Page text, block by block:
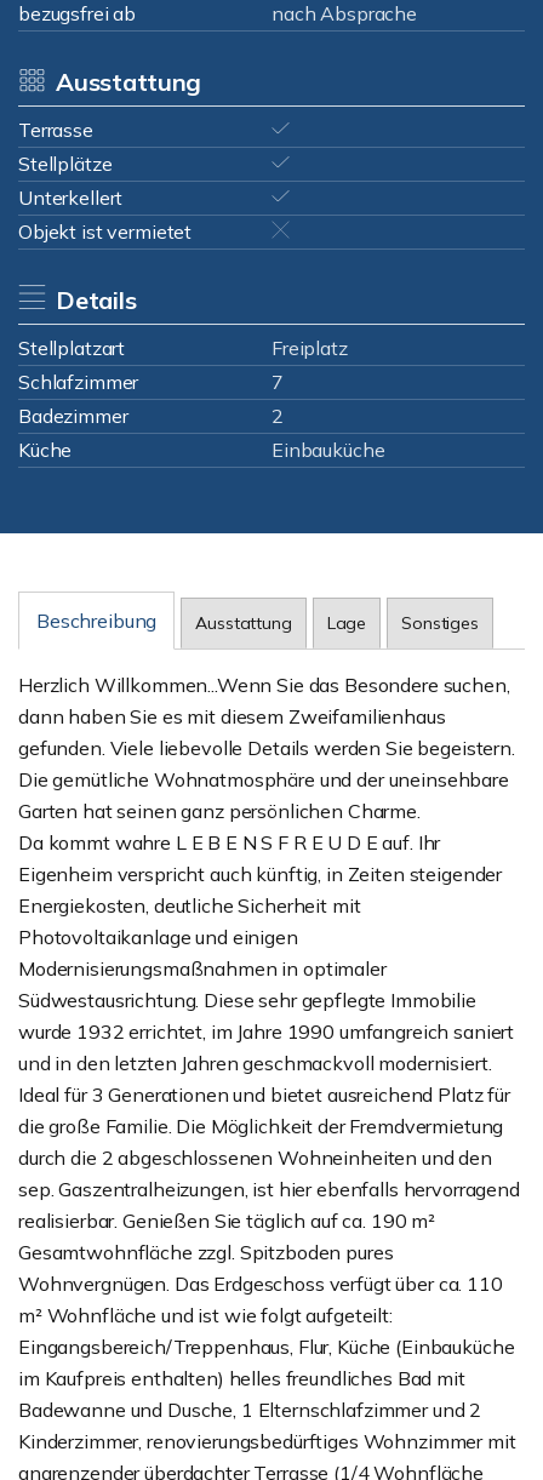
bezugsfrei ab
nach Absprache
Ausstattung
Terrasse
Stellplätze
Unterkellert
Objekt ist vermietet
Details
Stellplatzart
Freiplatz
Schlafzimmer
7
Badezimmer
2
Küche
Einbauküche
Beschreibung Ausstattung Lage Sonstiges
Herzlich Willkommen...Wenn Sie das Besondere suchen,
dann haben Sie es mit diesem Zweifamilienhaus
gefunden. Viele liebevolle Details werden Sie begeistern.
Die gemütliche Wohnatmosphäre und der uneinsehbare
Garten hat seinen ganz persönlichen Charme.
Da kommt wahre L E B E N S F R E U D E auf. Ihr
Eigenheim verspricht auch künftig, in Zeiten steigender
Energiekosten, deutliche Sicherheit mit
Photovoltaikanlage und einigen
Modernisierungsmaßnahmen in optimaler
Südwestausrichtung. Diese sehr gepflegte Immobilie
wurde 1932 errichtet, im Jahre 1990 umfangreich saniert
und in den letzten Jahren geschmackvoll modernisiert.
Ideal für 3 Generationen und bietet ausreichend Platz für
die große Familie. Die Möglichkeit der Fremdvermietung
durch die 2 abgeschlossenen Wohneinheiten und den
sep. Gaszentralheizungen, ist hier ebenfalls hervorragend
realisierbar. Genießen Sie täglich auf ca. 190 m²
Gesamtwohnfläche zzgl. Spitzboden pures
Wohnvergnügen. Das Erdgeschoss verfügt über ca. 110
m² Wohnfläche und ist wie folgt aufgeteilt:
Eingangsbereich/Treppenhaus, Flur, Küche (Einbauküche
im Kaufpreis enthalten) helles freundliches Bad mit
Badewanne und Dusche, 1 Elternschlafzimmer und 2
Kinderzimmer, renovierungsbedürftiges Wohnzimmer mit
angrenzender überdachter Terrasse (1/4 Wohnfläche